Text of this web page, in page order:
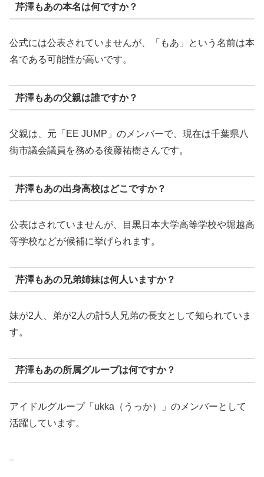
芹澤もあの本名は何ですか？
公式には公表されていませんが、「もあ」という名前は本
名である可能性が高いです。
芹澤もあの父親は誰ですか？
父親は、元「EE JUMP」のメンバーで、現在は千葉県八
街市議会議員を務める後藤祐樹さんです。
芹澤もあの出身高校はどこですか？
公表はされていませんが、目黒日本大学高等学校や堀越高
等学校などが候補に挙げられます。
芹澤もあの兄弟姉妹は何人いますか？
妹が2人、弟が2人の計5人兄弟の長女として知られていま
す。
芹澤もあの所属グループは何ですか？
アイドルグループ「ukka（うっか）」のメンバーとして
活躍しています。